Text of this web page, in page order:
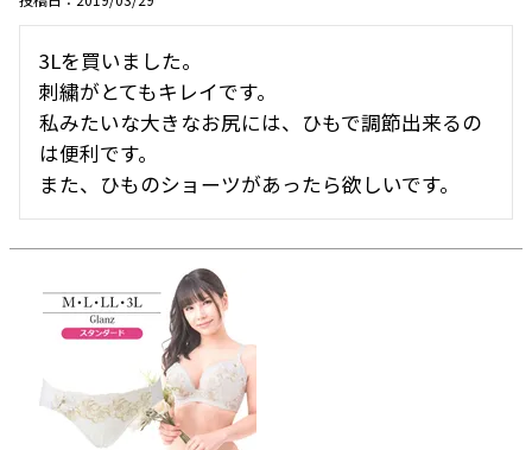
3Lを買いました。
刺繍がとてもキレイです。
私みたいな大きなお尻には、ひもで調節出来るの
は便利です。
また、ひものショーツがあったら欲しいです。